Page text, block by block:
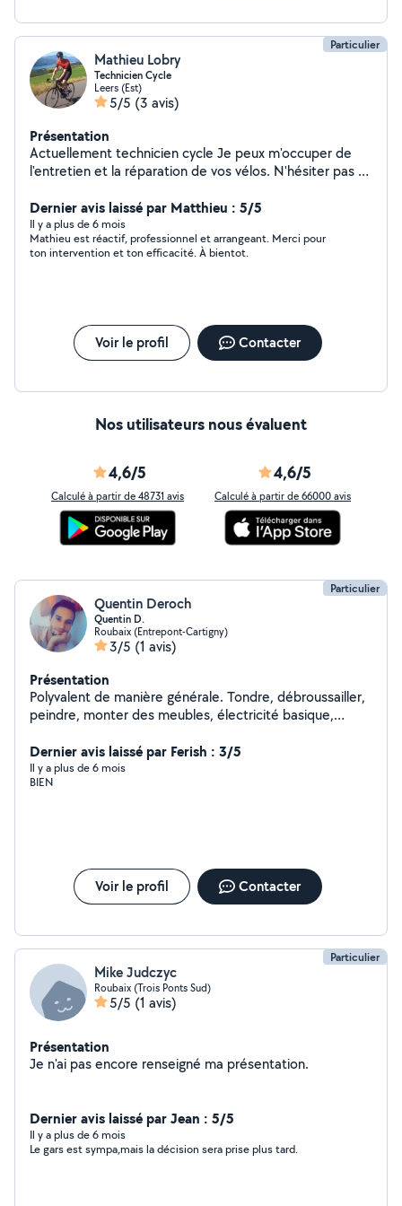
Particulier
Mathieu Lobry
Technicien Cycle
Leers (Est)
5/5 (3 avis)
Présentation
Actuellement technicien cycle Je peux m'occuper de
l'entretien et la réparation de vos vélos. N'hésiter pas à
de préférence la réparation à effectuer où le problème
que vous avez pu détecter. Je reviendrais vers vous
assez rapidement avec un devis Merci d'avance
Dernier avis laissé par Matthieu : 5/5
Il y a plus de 6 mois
Mathieu est réactif, professionnel et arrangeant. Merci pour
ton intervention et ton efficacité. À bientot.
Voir le profil Contacter
Nos utilisateurs nous évaluent
4,6/5
Calculé à partir de 48731 avis
4,6/5
Calculé à partir de 66000 avis
Particulier
Quentin Deroch
Quentin D.
Roubaix (Entrepont-Cartigny)
3/5 (1 avis)
Présentation
Polyvalent de manière générale. Tondre, débroussailler,
peindre, monter des meubles, électricité basique,
Dernier avis laissé par Ferish : 3/5
Il y a plus de 6 mois
BIEN
Voir le profil Contacter
Particulier
Mike Judczyc
Roubaix (Trois Ponts Sud)
5/5 (1 avis)
Présentation
Je n'ai pas encore renseigné ma présentation.
Dernier avis laissé par Jean : 5/5
Il y a plus de 6 mois
Le gars est sympa,mais la décision sera prise plus tard.